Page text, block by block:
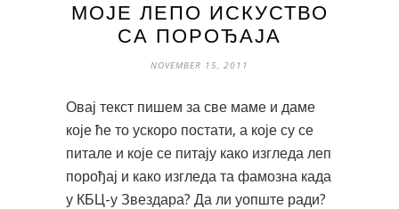
МОЈЕ ЛЕПО ИСКУСТВО
СА ПОРОЂАЈА
NOVEMBER 15, 2011
Овај текст пишем за све маме и даме
које ће то ускоро постати, а које су се
питале и које се питају како изгледа леп
порођај и како изгледа та фамозна када
у КБЦ-у Звездара? Да ли уопште ради?